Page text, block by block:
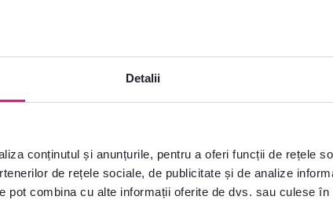
Detalii
conținutul și anunțurile, pentru a oferi funcții de rețele
de rețele sociale, de publicitate și de analize
pot combina cu alte informații oferite de dvs. sau culese
Deschideți chat-ul